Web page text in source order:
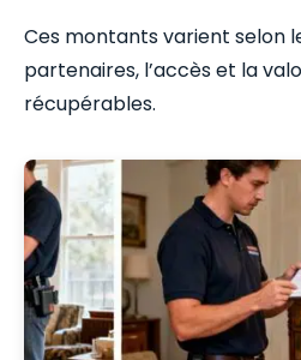
Ces montants varient selon
partenaires, l’accès et la
récupérables.